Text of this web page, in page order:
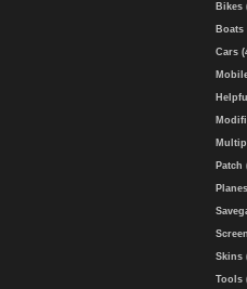
Bikes
Boats
Cars
Patch
Skins
Tools